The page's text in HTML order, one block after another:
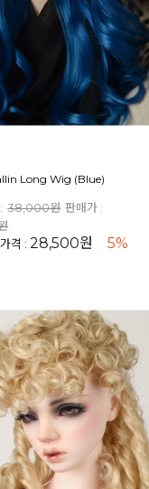
Long Wig (Blue)
38,000원 판매가 :
격 :28,500원 5%